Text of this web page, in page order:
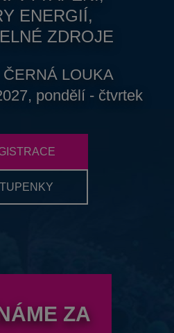
ENERGIÍ,
ZDROJE
ČERNÁ LOUKA
pondělí - čtvrtek
ZA